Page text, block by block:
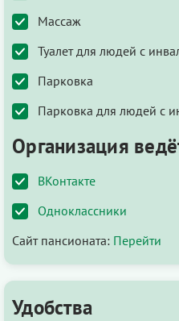
Массаж
Туалет для людей с
Парковка
Парковка для людей с
Организация
ВКонтакте
Одноклассники
Сайт пансионата: Перейти
Удобства